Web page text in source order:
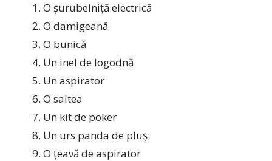
O șurubelniță electrică
O damigeană
O bunică
Un inel de logodnă
Un aspirator
O saltea
Un kit de poker
Un urs panda de pluș
O țeavă de aspirator